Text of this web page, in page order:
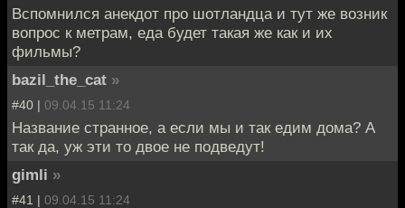
Вспомнился анекдот про шотландца и тут же возник
вопрос к метрам, еда будет такая же как и их
фильмы?
bazil_the_cat »
#40 | 09.04.15 11:24
Название странное, а если мы и так едим дома? А
так да, уж эти то двое не подведут!
gimli »
#41 | 09.04.15 11:24